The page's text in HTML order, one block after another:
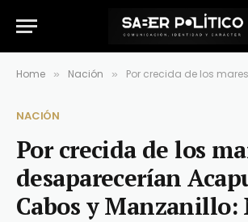
Home » Nación » Por crecida de los mares, desaparecerían
NACIÓN
Por crecida de los
desaparecerían
Cabos y Manzanillo: